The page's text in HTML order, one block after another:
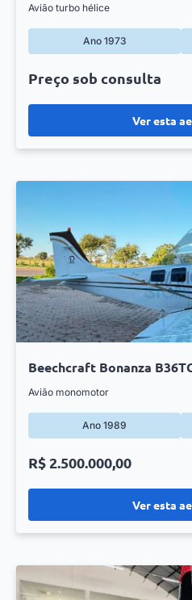
Avião turbo hélice
Ano 1973
Ver esta
Preço sob consulta
Beechcraft Bonanza
Avião monomotor
Ano 1989
Ver esta
R$ 2.500.000,00